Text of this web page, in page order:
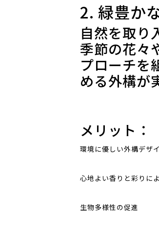
2. 緑豊か
自然を取り
季節の花々
プローチを
める外構が
メリット：
環境に優しい外構デザ
心地よい香りと彩りに
生物多様性の促進